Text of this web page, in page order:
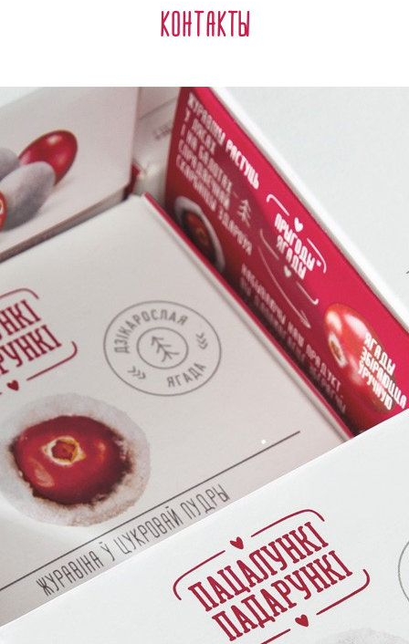
Контакты